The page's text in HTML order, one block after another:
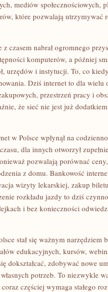
mediów społecznościowych,
które pozwalają utrzymywać
czasem nabrał ogromnego
komputerów, a później
urzędów i instytucji. To, co
Dziś internet to dla wielu
przestrzeń pracy i
że sieć nie jest już
w Polsce wpłynął na
dla innych otworzył
pozwalają porównać
z domu. Bankowość
wizyty lekarskiej, zakup
rozkładu jazdy to dziś
i bez konieczności
stał się ważnym narzędziem
edukacyjnych, kursów,
dokształcać, zdobywać nowe
potrzeb. To niezwykle
częściej wymaga stałego